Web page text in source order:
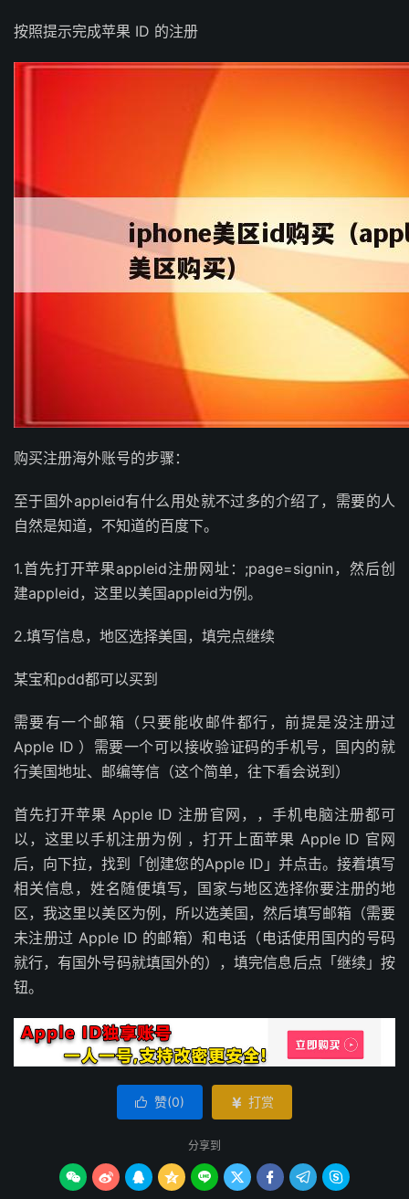
按照提示完成苹果 ID 的注册
购买注册海外账号的步骤：
至于国外appleid有什么用处就不过多的介绍了，需要的人
自然是知道，不知道的百度下。
1.首先打开苹果appleid注册网址：;page=signin，然后创
建appleid，这里以美国appleid为例。
2.填写信息，地区选择美国，填完点继续
某宝和pdd都可以买到
需要有一个邮箱（只要能收邮件都行，前提是没注册过
Apple ID ）需要一个可以接收验证码的手机号，国内的就
行美国地址、邮编等信（这个简单，往下看会说到）
首先打开苹果 Apple ID 注册官网，，手机电脑注册都可
以，这里以手机注册为例 ，打开上面苹果 Apple ID 官网
后，向下拉，找到「创建您的Apple ID」并点击。接着填写
相关信息，姓名随便填写，国家与地区选择你要注册的地
区，我这里以美区为例，所以选美国，然后填写邮箱（需要
未注册过 Apple ID 的邮箱）和电话（电话使用国内的号码
就行，有国外号码就填国外的），填完信息后点「继续」按
钮。
 赞(0)  打赏
分享到
        